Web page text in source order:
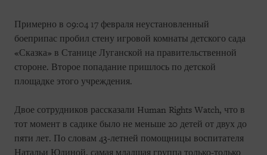
Примерно в 09:04 17 февраля неустановленный
боеприпас пробил стену игровой комнаты детского сада
«Сказка» в Станице Луганской на правительственной
стороне. Второе попадание пришлось по детской
площадке этого учреждения.
Двое сотрудников рассказали Human Rights Watch, что в
тот момент в садике было не меньше 20 детей от двух до
пяти лет. По словам 43-летней помощницы воспитателя
Натальи Юдиной, самая младшая группа только-только